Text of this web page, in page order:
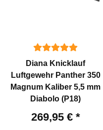
Diana Knicklauf
Luftgewehr Panther 350
Magnum Kaliber 5,5 mm
Diabolo (P18)
269,95 € *